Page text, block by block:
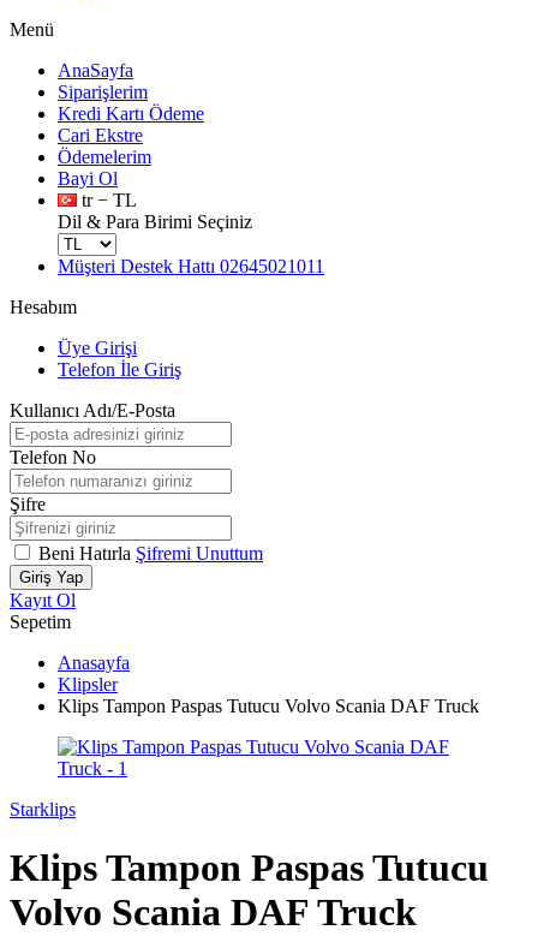
Menü
AnaSayfa
Siparişlerim
Kredi Kartı Ödeme
Cari Ekstre
Ödemelerim
Bayi Ol
tr − TL
Dil & Para Birimi Seçiniz
Müşteri Destek Hattı 02645021011
Hesabım
Üye Girişi
Telefon İle Giriş
Kullanıcı Adı/E-Posta
Telefon No
Şifre
Beni Hatırla Şifremi Unuttum
Giriş Yap
Kayıt Ol
Sepetim
Anasayfa
Klipsler
Klips Tampon Paspas Tutucu Volvo Scania DAF Truck
Starklips
Klips Tampon Paspas Tutucu
Volvo Scania DAF Truck